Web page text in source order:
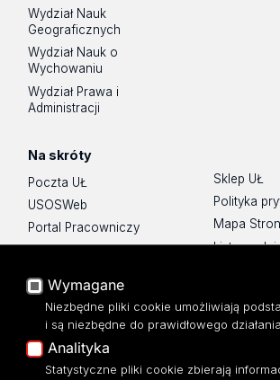
Wydział Nauk
Geograficznych
Wydział Nauk o
Wychowaniu
Wydział Prawa i
Administracji
Na skróty
Poczta UŁ
USOSWeb
Portal Pracowniczy
Baza Aktów Własnych
Moodle
Eksperci UŁ
Polityka Prywatności
Dostępność
Sklep UŁ
Polityka
Mapa
Lista
Wymagane
Niezbędne pliki cookie umożliwiają
i są niezbędne do prawidłowego
Analityka
Statystyczne pliki cookie zbierają